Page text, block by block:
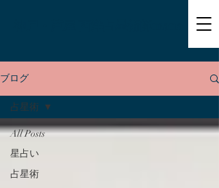
ブログ
All Posts
星占い
占星術
占星術